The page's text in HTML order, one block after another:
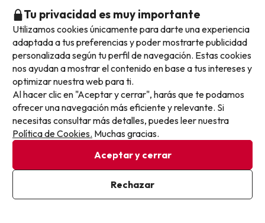
Proveedores
Opiniones de nuestros clientes
Viajes para grupos
Hoteles Valencia
Hoteles Galicia
Hoteles en Islas
Hoteles Salou
Viajes de Novios
Viajes con mascotas
Chollos con Todo Incluido
Chollos en la playa
Chollos con Vuelo Incluido
Hoteles con toboganes
Selección de la Newsletter
Los favoritos de nuestros clientes
Puente de Agosto
Vacaciones en Agosto
Vacaciones en Septiembre
Vacaciones en Octubre
Vacaciones en Noviembre
Contáctanos
Preguntas frecuentes
Descarga GRATIS nuestra app
Más de 3 MILLONES de descargas y una valoración de 4,7/5.
Métodos de pago disponibles
Tu privacidad es muy importante
Utilizamos cookies únicamente para darte una experiencia
adaptada a tus preferencias y poder mostrarte publicidad
personalizada según tu perfil de navegación. Estas cookies
nos ayudan a mostrar el contenido en base a tus intereses y
optimizar nuestra web para ti.
Al hacer clic en "Aceptar y cerrar", harás que te podamos
ofrecer una navegación más eficiente y relevante. Si
necesitas consultar más detalles, puedes leer nuestra
Política de Cookies. Muchas gracias.
Aceptar y cerrar
Rechazar